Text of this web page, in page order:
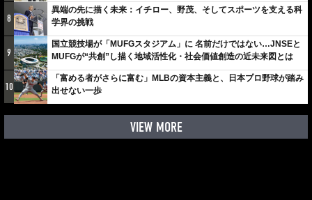
8
異端の先に描く未来：イチロー、野茂、そしてスポーツを支える科
学界の挑戦
9
国立競技場が「MUFGスタジアム」に 名前だけではない…JNSEと
MUFGが“共創”し描く地域活性化・社会価値創造の近未来図とは
10
「富める者がさらに富む」MLBの資本主義と、日本プロ野球が踏み
出せない一歩
VIEW MORE